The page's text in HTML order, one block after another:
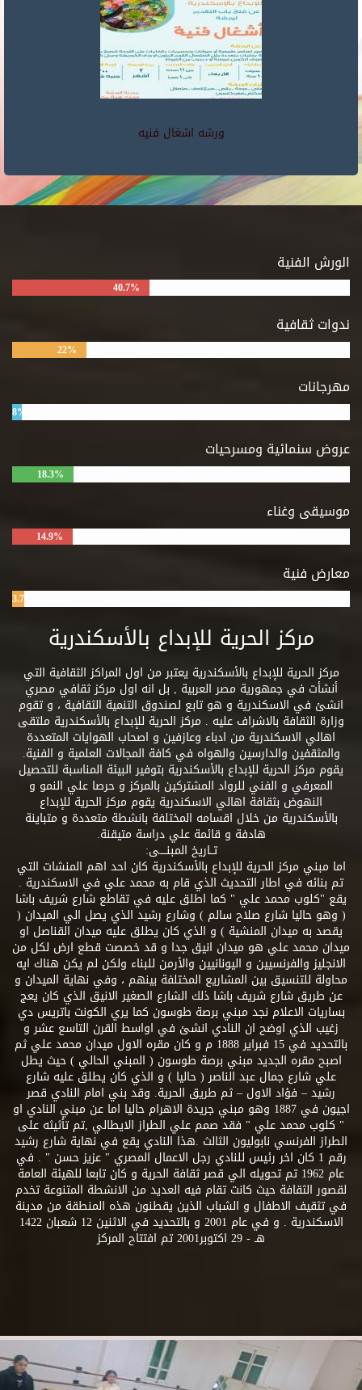
ورشه اشغال فنيه
الورش الفنية
40.7%
ندوات ثقافية
22%
مهرجانات
8%
عروض سنمائية ومسرحيات
18.3%
موسيقى وغناء
14.9%
معارض فنية
3.7%
مركز الحرية للإبداع بالأسكندرية
مركز الحرية للإبداع بالأسكندرية يعتبر من اول المراكز الثقافية التي
أنشأت في جمهورية مصر العربية , بل انه اول مركز ثقافي مصري
انشئ في الاسكندرية و هو تابع لصندوق التنمية الثقافية ، و تقوم
وزارة الثقافة بالاشراف عليه . مركز الحرية للإبداع بالأسكندرية ملتقى
اهالي الاسكندرية من ادباء وعازفين و اصحاب الهوايات المتعددة
والمثقفين والدارسين والهواه في كافة المجالات العلمية و الفنية.
يقوم مركز الحرية للإبداع بالأسكندرية بتوفير البيئة المناسبة للتحصيل
المعرفي و الفني للرواد المشتركين بالمركز و حرصا علي النمو و
النهوض بثقافة اهالي الاسكندرية يقوم مركز الحرية للإبداع
بالأسكندرية من خلال اقسامه المختلفة بانشطة متعددة و متباينة
هادفة و قائمة علي دراسة متيقنة.
تــاريخ المبنــــى:
اما مبني مركز الحرية للإبداع بالأسكندرية كان احد اهم المنشات التي
تم بنائه في اطار التحديث الذي قام به محمد علي في الاسكندرية .
يقع "كلوب محمد علي " كما اطلق عليه في تقاطع شارع شريف باشا
( وهو حاليا شارع صلاح سالم ) وشارع رشيد الذي يصل الي الميدان (
يقصد به ميدان المنشية ) و الذي كان يطلق عليه ميدان القناصل او
ميدان محمد علي هو ميدان انيق جدا و قد خصصت قطع ارض لكل من
الانجليز والفرنسيين و اليونانيين والأرمن للبناء ولكن لم يكن هناك ايه
محاولة للتنسيق بين المشاريع المختلفة بينهم ، وفي نهاية الميدان و
عن طريق شارع شريف باشا ذلك الشارع الصغير الانيق الذي كان يعج
بساريات الاعلام نجد مبني برصة طوسون كما يري الكونت باتريس دي
زغيب الذي اوضح ان النادي انشئ في اواسط القرن التاسع عشر و
بالتحديد في 15 فبراير 1888 م و كان مقره الاول ميدان محمد علي ثم
اصبح مقره الجديد مبني برصة طوسون ( المبني الحالي ) حيث يطل
علي شارع جمال عبد الناصر ( حاليا ) و الذي كان يطلق عليه شارع
رشيد – فؤاد الاول – ثم طريق الحرية. وقد بني امام النادي قصر
اجيون في 1887 وهو مبني جريدة الاهرام حاليا اما عن مبني النادي او
" كلوب محمد علي " فقد صمم علي الطراز الايطالي ,تم تأثيثه على
الطراز الفرنسي نابوليون الثالث .هذا النادي يقع في نهاية شارع رشيد
رقم 1 كان اخر رئيس للنادي رجل الاعمال المصري " عزيز حسن " . في
عام 1962 تم تحويله الي قصر ثقافة الحرية و كان تابعا للهيئة العامة
لقصور الثقافة حيث كانت تقام فيه العديد من الانشطة المتنوعة تخدم
في تثقيف الاطفال و الشباب الذين يقطنون هذه المنطقة من مدينة
الاسكندرية . و في عام 2001 و بالتحديد في الاثنين 12 شعبان 1422
هـ - 29 اكتوبر2001 تم افتتاح المركز